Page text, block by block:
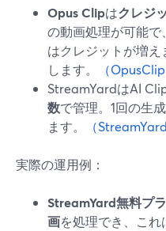
Opus Clipはクレジ
の動画処理が可能
はクレジットが増
します。
（
StreamYardはAI
数で管理。1回の生
ます。
（
実際の運用例：
StreamYard無料プ
画を処理でき、こ